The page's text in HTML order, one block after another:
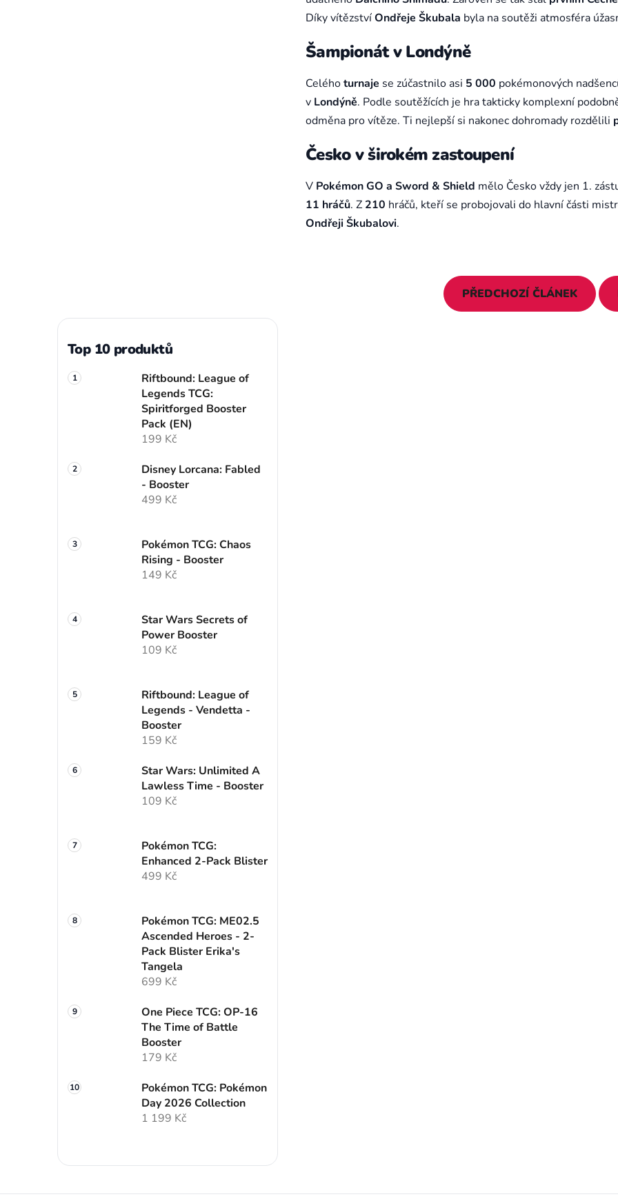
Top 10 produktů
Riftbound: League of
Legends TCG:
Spiritforged Booster
Pack (EN)
199 Kč
Disney Lorcana: Fabled
- Booster
499 Kč
Pokémon TCG: Chaos
Rising - Booster
149 Kč
Star Wars Secrets of
Power Booster
109 Kč
Riftbound: League of
Legends - Vendetta -
Booster
159 Kč
Star Wars: Unlimited A
Lawless Time - Booster
109 Kč
Pokémon TCG:
Enhanced 2-Pack Blister
499 Kč
Pokémon TCG: ME02.5
Ascended Heroes - 2-
Pack Blister Erika's
Tangela
699 Kč
One Piece TCG: OP-16
The Time of Battle
Booster
179 Kč
Pokémon TCG: Pokémon
Day 2026 Collection
1 199 Kč
Díky vítězstvíOndřeje Škubala byla na soutěži atmosféra
Šampionát v Londýně
Celéhoturnaje se zúčastnilo asi 5 000 pokémonových
v Londýně. Podle soutěžících je hra takticky komplexní
odměna pro vítěze. Ti nejlepší si nakonec dohromady rozdělili
Česko v širokém zastoupení
V Pokémon GO a Sword & Shield mělo Česko vždy jen 1.
11 hráčů. Z 210 hráčů, kteří se probojovali do hlavní části
Ondřeji Škubalovi.
PŘEDCHOZÍ ČLÁNEK